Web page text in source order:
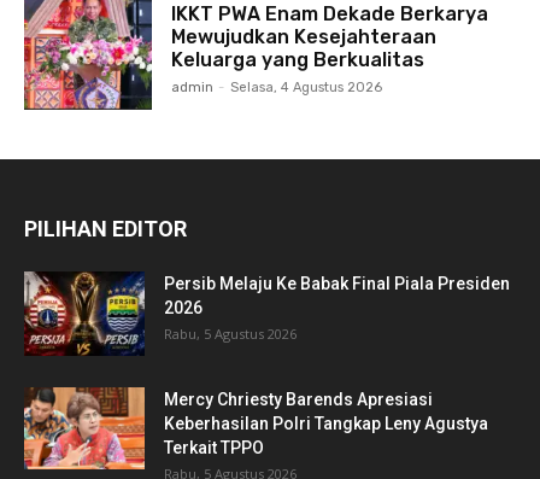
IKKT PWA Enam Dekade Berkarya
Mewujudkan Kesejahteraan
Keluarga yang Berkualitas
admin - Selasa, 4 Agustus 2026
PILIHAN EDITOR
Persib Melaju Ke Babak Final Piala Presiden
2026
Rabu, 5 Agustus 2026
Mercy Chriesty Barends Apresiasi
Keberhasilan Polri Tangkap Leny Agustya
Terkait TPPO
Rabu, 5 Agustus 2026